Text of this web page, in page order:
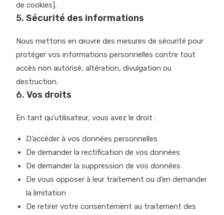
de cookies].
5.Sécurité des informations
Nous mettons en œuvre des mesures de sécurité pour
protéger vos informations personnelles contre tout
accès non autorisé, altération, divulgation ou
destruction.
6.Vos droits
En tant qu’utilisateur, vous avez le droit :
D’accéder à vos données personnelles
De demander la rectification de vos données
De demander la suppression de vos données
De vous opposer à leur traitement ou d’en demander
la limitation
De retirer votre consentement au traitement des